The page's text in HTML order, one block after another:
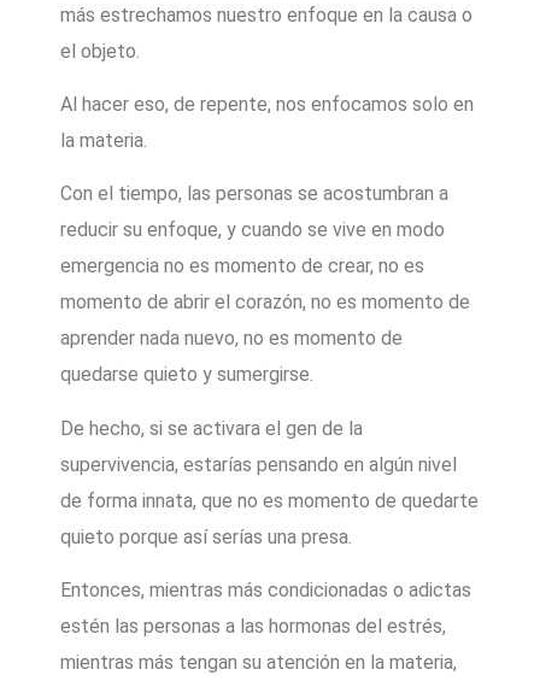
más estrechamos nuestro enfoque en la causa o
el objeto.
Al hacer eso, de repente, nos enfocamos solo en
la materia.
Con el tiempo, las personas se acostumbran a
reducir su enfoque, y cuando se vive en modo
emergencia no es momento de crear, no es
momento de abrir el corazón, no es momento de
aprender nada nuevo, no es momento de
quedarse quieto y sumergirse.
De hecho, si se activara el gen de la
supervivencia, estarías pensando en algún nivel
de forma innata, que no es momento de quedarte
quieto porque así serías una presa.
Entonces, mientras más condicionadas o adictas
estén las personas a las hormonas del estrés,
mientras más tengan su atención en la materia,